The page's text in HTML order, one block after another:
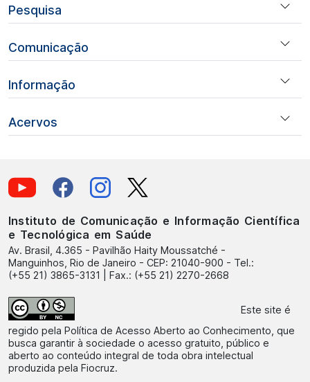
Pesquisa
Comunicação
Informação
Acervos
Instituto de Comunicação e Informação Científica
e Tecnológica em Saúde
Av. Brasil, 4.365 - Pavilhão Haity Moussatché -
Manguinhos, Rio de Janeiro - CEP: 21040-900 - Tel.:
(+55 21) 3865-3131 | Fax.: (+55 21) 2270-2668
Este site é
regido pela Política de Acesso Aberto ao Conhecimento , que
busca garantir à sociedade o acesso gratuito, público e
aberto ao conteúdo integral de toda obra intelectual
produzida pela Fiocruz.